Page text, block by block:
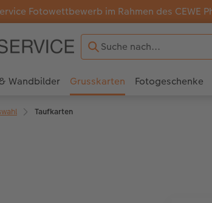
Fotowettbewerb im Rahmen des
Wandbilder Grusskarten Fotogeschenke
Taufkarten